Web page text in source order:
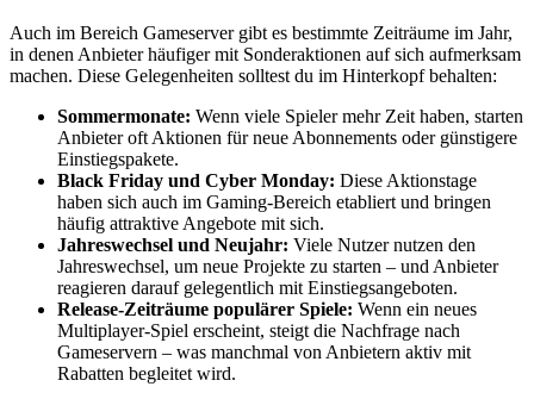
Auch im Bereich Gameserver gibt es bestimmte Zeiträume im Jahr,
in denen Anbieter häufiger mit Sonderaktionen auf sich aufmerksam
machen. Diese Gelegenheiten solltest du im Hinterkopf behalten:
Sommermonate: Wenn viele Spieler mehr Zeit haben, starten
Anbieter oft Aktionen für neue Abonnements oder günstigere
Einstiegspakete.
Black Friday und Cyber Monday: Diese Aktionstage
haben sich auch im Gaming-Bereich etabliert und bringen
häufig attraktive Angebote mit sich.
Jahreswechsel und Neujahr: Viele Nutzer nutzen den
Jahreswechsel, um neue Projekte zu starten – und Anbieter
reagieren darauf gelegentlich mit Einstiegsangeboten.
Release-Zeiträume populärer Spiele: Wenn ein neues
Multiplayer-Spiel erscheint, steigt die Nachfrage nach
Gameservern – was manchmal von Anbietern aktiv mit
Rabatten begleitet wird.